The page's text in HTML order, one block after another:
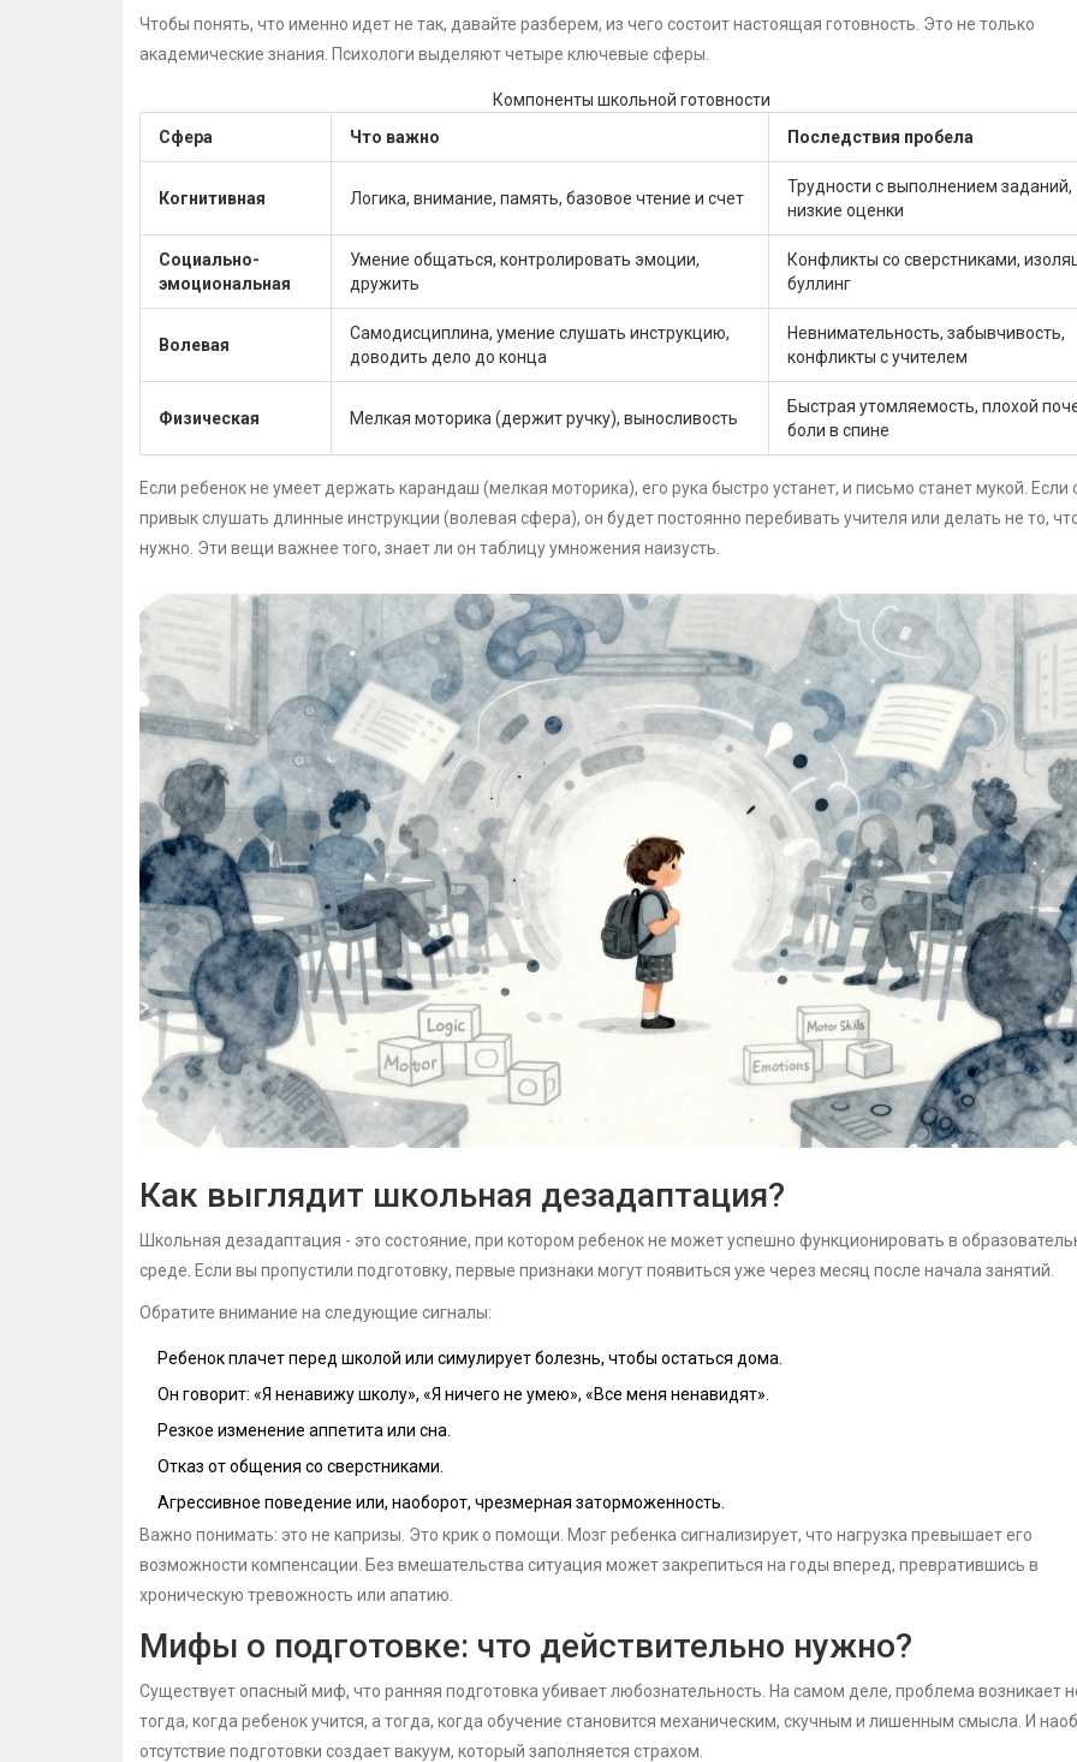
Чтобы понять, что именно идет не так, давайте разберем, из чего состоит настоящая готовность. Это не только
академические знания. Психологи выделяют четыре ключевые сферы.
Компоненты школьной готовности
Сфера
Что важно Последствия пробела
Когнитивная Логика, внимание, память, базовое чтение и счет
Трудности с выполнением заданий,
низкие оценки
Социально-
эмоциональная
Умение общаться, контролировать эмоции,
дружить
Конфликты со сверстниками,
буллинг
Волевая
Самодисциплина, умение слушать инструкцию,
доводить дело до конца
Невнимательность, забывчивость,
конфликты с учителем
Физическая Мелкая моторика (держит ручку), выносливость
Быстрая утомляемость, плохой
боли в спине
Если ребенок не умеет держать карандаш (мелкая моторика), его рука быстро устанет, и письмо станет мукой. Если
привык слушать длинные инструкции (волевая сфера), он будет постоянно перебивать учителя или делать не то,
нужно. Эти вещи важнее того, знает ли он таблицу умножения наизусть.
Как выглядит школьная дезадаптация?
Школьная дезадаптация - это состояние, при котором ребенок не может успешно функционировать в
среде. Если вы пропустили подготовку, первые признаки могут появиться уже через месяц после начала занятий.
Обратите внимание на следующие сигналы:
Ребенок плачет перед школой или симулирует болезнь, чтобы остаться дома.
Он говорит: «Я ненавижу школу», «Я ничего не умею», «Все меня ненавидят».
Резкое изменение аппетита или сна.
Отказ от общения со сверстниками.
Агрессивное поведение или, наоборот, чрезмерная заторможенность.
Важно понимать: это не капризы. Это крик о помощи. Мозг ребенка сигнализирует, что нагрузка превышает его
возможности компенсации. Без вмешательства ситуация может закрепиться на годы вперед, превратившись в
хроническую тревожность или апатию.
Мифы о подготовке: что действительно нужно?
Существует опасный миф, что ранняя подготовка убивает любознательность. На самом деле, проблема возникает
тогда, когда ребенок учится, а тогда, когда обучение становится механическим, скучным и лишенным смысла. И
отсутствие подготовки создает вакуум, который заполняется страхом.